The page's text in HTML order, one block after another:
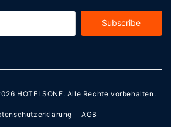
Subscribe
HOTELSONE. Alle Rechte vorbehalten.
AGB